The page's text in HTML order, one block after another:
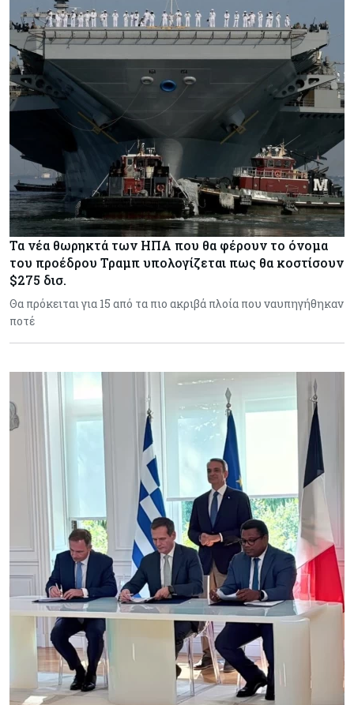
Τα νέα θωρηκτά των ΗΠΑ που θα φέρουν το όνομα
του προέδρου Τραμπ υπολογίζεται πως θα κοστίσουν
$275 δισ.
Θα πρόκειται για 15 από τα πιο ακριβά πλοία που ναυπηγήθηκαν
ποτέ